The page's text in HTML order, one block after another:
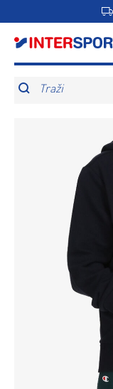
Traži